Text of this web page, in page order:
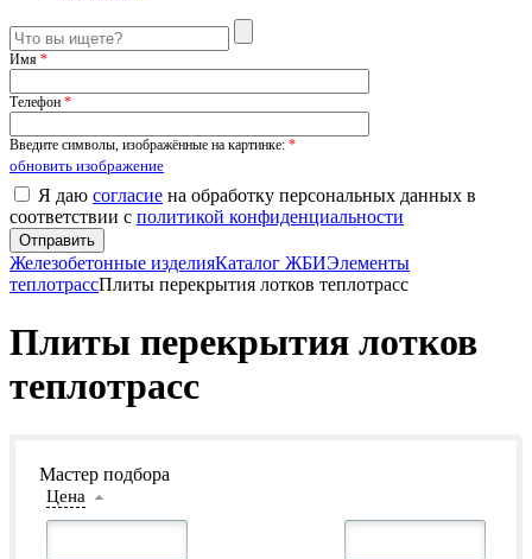
Имя *
Телефон *
Введите символы, изображённые на картинке: *
обновить изображение
Я даю согласие на обработку персональных данных в
соответствии с политикой конфиденциальности
Железобетонные изделияКаталог ЖБИЭлементы
теплотрассПлиты перекрытия лотков теплотрасс
Плиты перекрытия лотков
теплотрасс
Мастер подбора
Цена